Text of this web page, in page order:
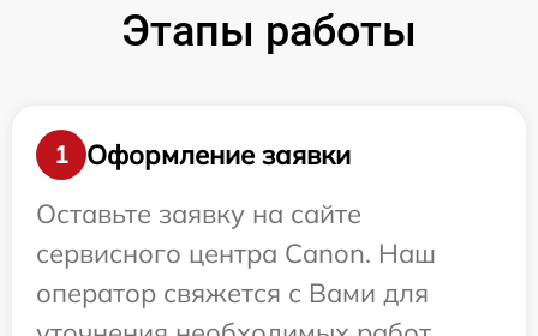
Этапы работы
1
Оформление заявки
Оставьте заявку на сайте
сервисного центра Canon. Наш
оператор свяжется с Вами для